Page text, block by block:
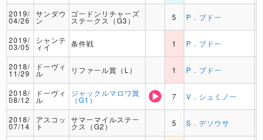
2019/
04/26
サンダウ
ン
ゴードンリチャーズ
ステークス（G3） 5 P．ブドー
2019/
03/05
シャンテ
ィイ 条件戦 1 P．ブドー
2018/
11/29
ドーヴィ
ル リファール賞（L） 1 P．ブドー
2018/
08/12
ドーヴィ
ル
ジャックルマロワ賞
（G1） 7 V．シュミノー
2018/
07/14
アスコッ
ト
サマーマイルステー
クス（G2） 5 S．デソウサ